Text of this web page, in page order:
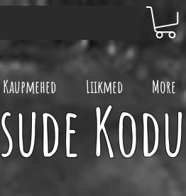
Kaupmehed Liikmed More
Kodu